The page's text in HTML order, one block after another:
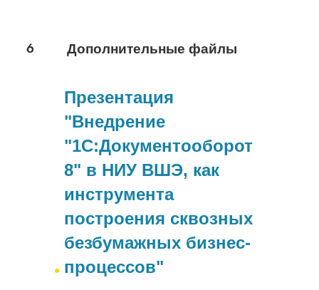
6 Дополнительные файлы
Презентация
"Внедрение
"1С:Документооборот
8" в НИУ ВШЭ, как
инструмента
построения сквозных
безбумажных бизнес-
процессов"